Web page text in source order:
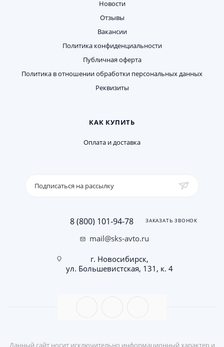
Новости
Отзывы
Вакансии
Политика конфиденциальности
Публичная оферта
Политика в отношении обработки персональных данных
Реквизиты
КАК КУПИТЬ
Оплата и доставка
Подписаться на рассылку
8 (800) 101-94-78 ЗАКАЗАТЬ ЗВОНОК
mail@sks-avto.ru
г. Новосибирск,
ул. Большевистская, 131, к. 4
Данный сайт носит исключительно информационный характер и